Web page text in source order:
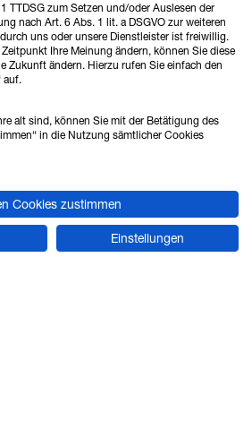
0
88
TTDSG zum Setzen und/oder Auslesen der
nach Art. 6 Abs. 1 lit. a DSGVO zur weiteren
uns oder unsere Dienstleister ist freiwillig.
Ihre Meinung ändern, können Sie diese
Zukunft ändern. Hierzu rufen Sie einfach den
auf.
alt sind, können Sie mit der Betätigung des
in die Nutzung sämtlicher Cookies
Cookies zustimmen
Einstellungen